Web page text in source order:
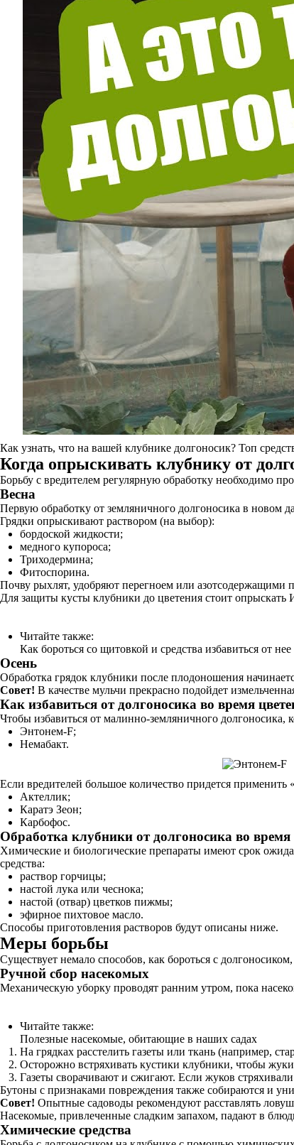
Как узнать, что на вашей клубнике долгоносик? Топ
Когда опрыскивать клубнику от
Борьбу с вредителем регулярную обработку необходимо
Весна
Первую обработку от земляничного долгоносика в новом
Грядки опрыскивают раствором (на выбор):
бордоской жидкости;
медного купороса;
Триходермина;
Фитоспорина.
Почву рыхлят, удобряют перегноем или азотсодержащими
Для защиты кусты клубники до цветения стоит
Читайте также:
Как бороться со щитовкой и средства избавиться от нее
Осень
Обработка грядок клубники после плодоношения
Совет! В качестве мульчи прекрасно подойдет
Как избавиться от долгоносика во время
Чтобы избавиться от малинно-земляничного
Энтонем-F;
Немабакт.
Если вредителей большое количество придется
Актеллик;
Каратэ Зеон;
Карбофос.
Обработка клубники от долгоносика во
Химические и биологические препараты имеют срок
средства:
раствор горчицы;
настой лука или чеснока;
настой (отвар) цветков пижмы;
эфирное пихтовое масло.
Способы приготовления растворов будут описаны ниже.
Меры борьбы
Существует немало способов, как бороться с
Ручной сбор насекомых
Механическую уборку проводят ранним утром, пока
Читайте также:
Полезные насекомые, обитающие в наших садах
На грядках расстелить газеты или ткань (например,
Осторожно встряхивать кустики клубники, чтобы
Газеты сворачивают и сжигают. Если жуков
Бутоны с признаками повреждения также собираются и
Совет! Опытные садоводы рекомендуют расставлять
Насекомые, привлеченные сладким запахом, падают в
Химические средства